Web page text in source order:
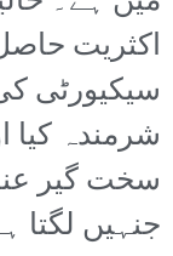
اکثریت
سیکیورٹی
شرمندہ کیا
سخت گیر
جنہیں لگتا